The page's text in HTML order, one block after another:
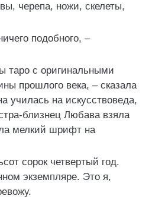
черепа, ножи, скелеты,
подобного, –
таро с оригинальными
прошлого века, – сказала
училась на искусствоведа,
близнец Любава взяла
мелкий шрифт на
сорок четвертый год.
экземпляре. Это я,